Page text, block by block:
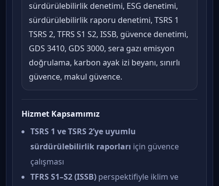
sürdürülebilirlik denetimi, ESG denetimi,
sürdürülebilirlik raporu denetimi, TSRS 1
TSRS 2, TFRS S1 S2, ISSB, güvence denetimi,
GDS 3410, GDS 3000, sera gazı emisyon
doğrulama, karbon ayak izi beyanı, sınırlı
güvence, makul güvence.
Hizmet Kapsamımız
TSRS 1 ve TSRS 2’ye uyumlu
sürdürülebilirlik raporları için güvence
çalışması
TFRS S1–S2 (ISSB) perspektifiyle iklim ve